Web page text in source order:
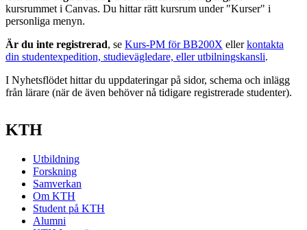
kursrummet i Canvas. Du hittar rätt kursrum under "Kurser" i
personliga menyn.
Är du inte registrerad, se Kurs-PM för BB200X ellerkontakta
din studentexpedition, studievägledare, eller utbilningskansli.
I Nyhetsflödet hittar du uppdateringar på sidor, schema och inlägg
från lärare (när de även behöver nå tidigare registrerade studenter).
KTH
Utbildning
Forskning
Samverkan
Om KTH
Student på KTH
Alumni